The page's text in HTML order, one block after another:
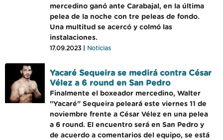
mercedino ganó ante Carabajal, en la última
pelea de la noche con tre peleas de fondo.
Una multitud se acercó y colmó las
instalaciones.
17.09.2023 | Noticias
Yacaré Sequeira se medirá contra César
Vélez a 6 round en San Pedro
Finalmente el boxeador mercedino, Walter
"Yacaré" Sequeira peleará este viernes 11 de
noviembre frente a César Vélez en una pelea
a 6 round. El encuentro será en San Pedro y
de acuerdo a comentarios del equipo, se está